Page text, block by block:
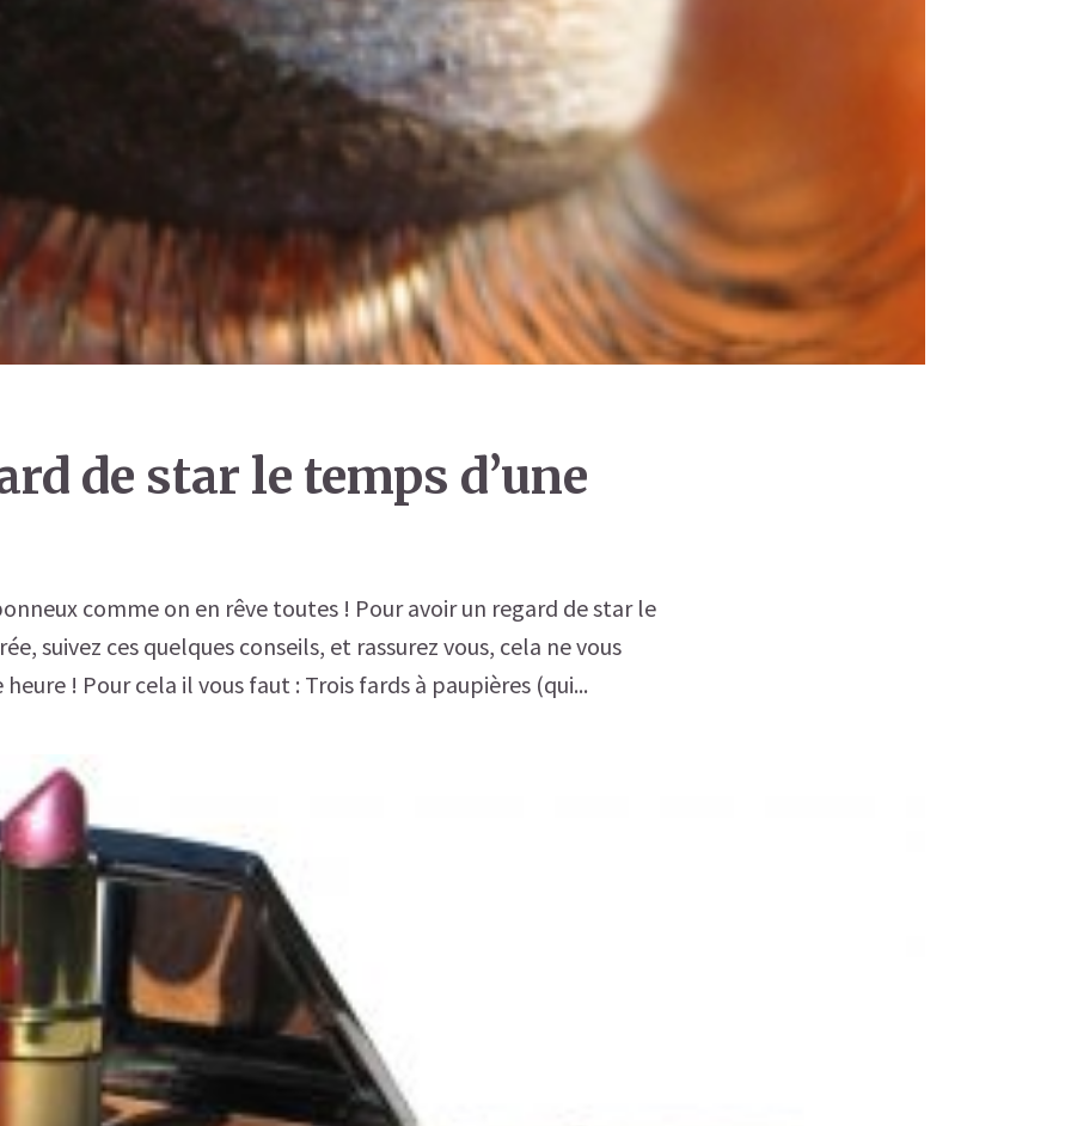
de star le temps d’une
comme on en rêve toutes ! Pour avoir un regard de star le
suivez ces quelques conseils, et rassurez vous, cela ne vous
! Pour cela il vous faut : Trois fards à paupières (qui...